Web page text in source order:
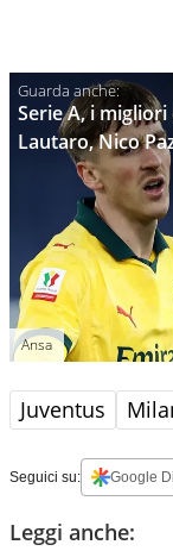
Serie A, i
Lautaro, Nico
Ansa
Juventus
Seguici su: Google
Leggi anche: